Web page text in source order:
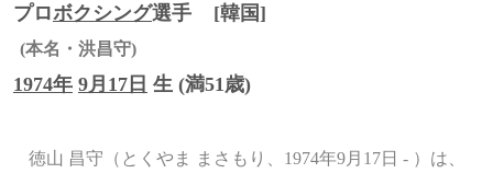
プロボクシング選手 [韓国]
(本名・洪昌守)
1974年 9月17日 生 (満51歳)
徳山 昌守（とくやま まさもり、1974年9月17日 - ）は、